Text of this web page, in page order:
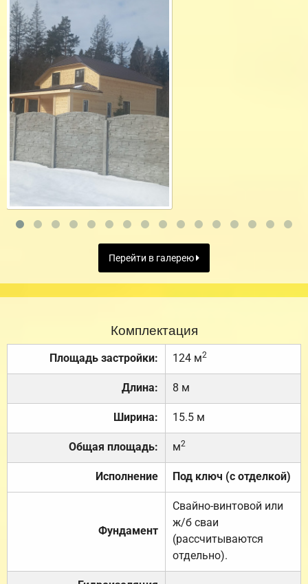
Перейти в галерею
Комплектация
Площадь застройки: 124 м2
Длина: 8 м
Ширина: 15.5 м
Общая площадь: м2
Исполнение Под ключ (с отделкой)
Фундамент
Свайно-винтовой или
ж/б сваи
(рассчитываются
отдельно).